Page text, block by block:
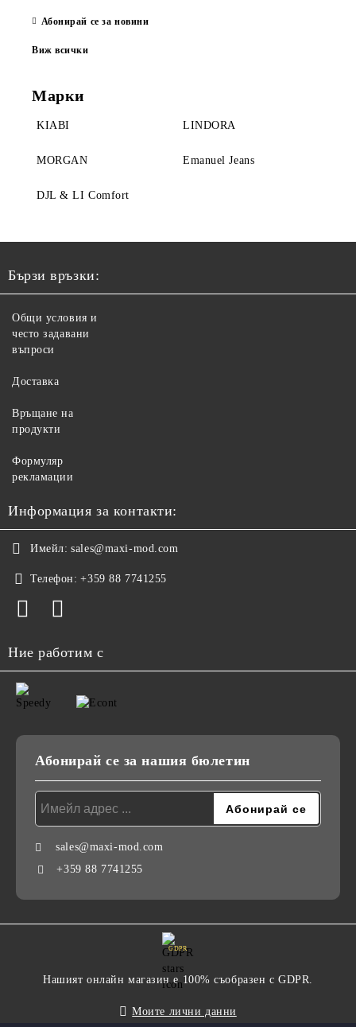
Абонирай се за новини
Виж всички
Марки
KIABI LINDORA
MORGAN Emanuel Jeans
DJL & LI Comfort
Бързи връзки:
Общи условия и
често задавани
въпроси
Доставка
Връщане на
продукти
Формуляр
рекламации
Информация за контакти:
Имейл: sales@maxi-mod.com
Телефон: +359 88 7741255
Ние работим с
Абонирай се за нашия бюлетин
sales@maxi-mod.com
+359 88 7741255
GDPR
Нашият онлайн магазин е 100% съобразен с GDPR.
Моите лични данни